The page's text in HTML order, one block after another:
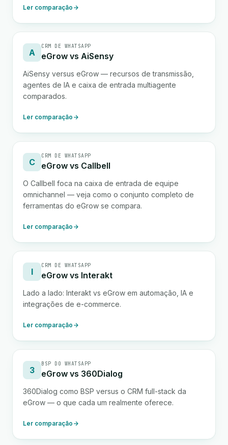
Ler comparação
A
CRM DE WHATSAPP
eGrow vs AiSensy
AiSensy versus eGrow — recursos de transmissão,
agentes de IA e caixa de entrada multiagente
comparados.
Ler comparação
C
CRM DE WHATSAPP
eGrow vs Callbell
O Callbell foca na caixa de entrada de equipe
omnichannel — veja como o conjunto completo de
ferramentas do eGrow se compara.
Ler comparação
I
CRM DE WHATSAPP
eGrow vs Interakt
Lado a lado: Interakt vs eGrow em automação, IA e
integrações de e-commerce.
Ler comparação
3
BSP DO WHATSAPP
eGrow vs 360Dialog
360Dialog como BSP versus o CRM full-stack da
eGrow — o que cada um realmente oferece.
Ler comparação